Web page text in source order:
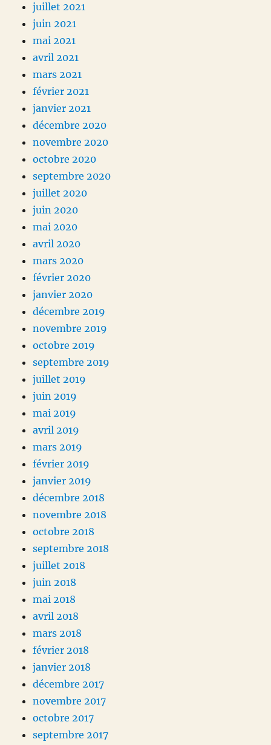
juillet 2021
juin 2021
mai 2021
avril 2021
mars 2021
février 2021
janvier 2021
décembre 2020
novembre 2020
octobre 2020
septembre 2020
juillet 2020
juin 2020
mai 2020
avril 2020
mars 2020
février 2020
janvier 2020
décembre 2019
novembre 2019
octobre 2019
septembre 2019
juillet 2019
juin 2019
mai 2019
avril 2019
mars 2019
février 2019
janvier 2019
décembre 2018
novembre 2018
octobre 2018
septembre 2018
juillet 2018
juin 2018
mai 2018
avril 2018
mars 2018
février 2018
janvier 2018
décembre 2017
novembre 2017
octobre 2017
septembre 2017